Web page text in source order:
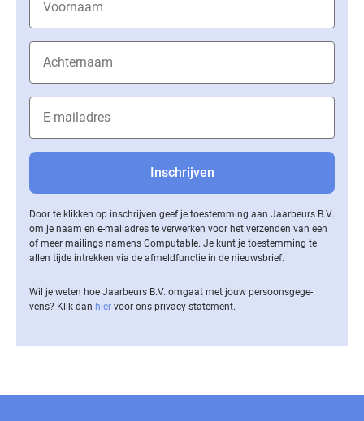
Door te klikken op inschrijven geef je toestemming aan Jaarbeurs B.V.
om je naam en e-mailadres te verwerken voor het verzenden van een
of meer mailings namens Computable. Je kunt je toestemming te
allen tijde intrekken via de af­meld­func­tie in de nieuwsbrief.
Wil je weten hoe Jaarbeurs B.V. omgaat met jouw per­soons­ge­ge­
vens? Klik dan hier voor ons privacy statement.